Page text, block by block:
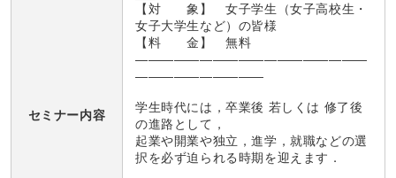
セミナー内容
【対 象】 女子学生（女子高校生・
女子大学生など）の皆様
【料 金】 無料
――――――――――――――――――
――――――――――
学生時代には，卒業後 若しくは 修了後
の進路として，
起業や開業や独立，進学，就職などの選
択を必ず迫られる時期を迎えます．